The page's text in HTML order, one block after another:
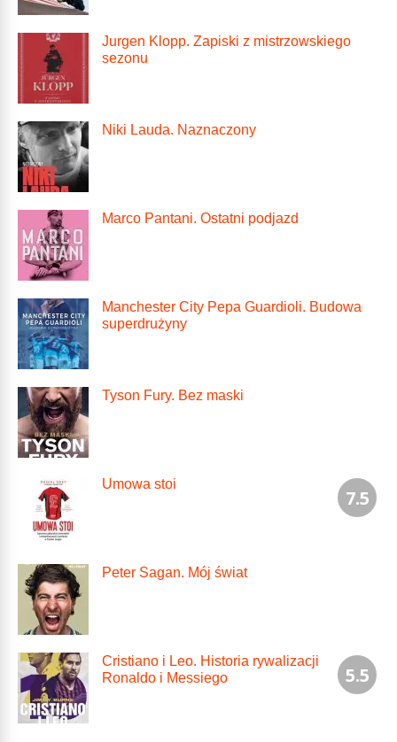
Jurgen Klopp. Zapiski z mistrzowskiego
sezonu
Niki Lauda. Naznaczony
Marco Pantani. Ostatni podjazd
Manchester City Pepa Guardioli. Budowa
superdrużyny
Tyson Fury. Bez maski
7.5
Umowa stoi
Peter Sagan. Mój świat
5.5
Cristiano i Leo. Historia rywalizacji
Ronaldo i Messiego